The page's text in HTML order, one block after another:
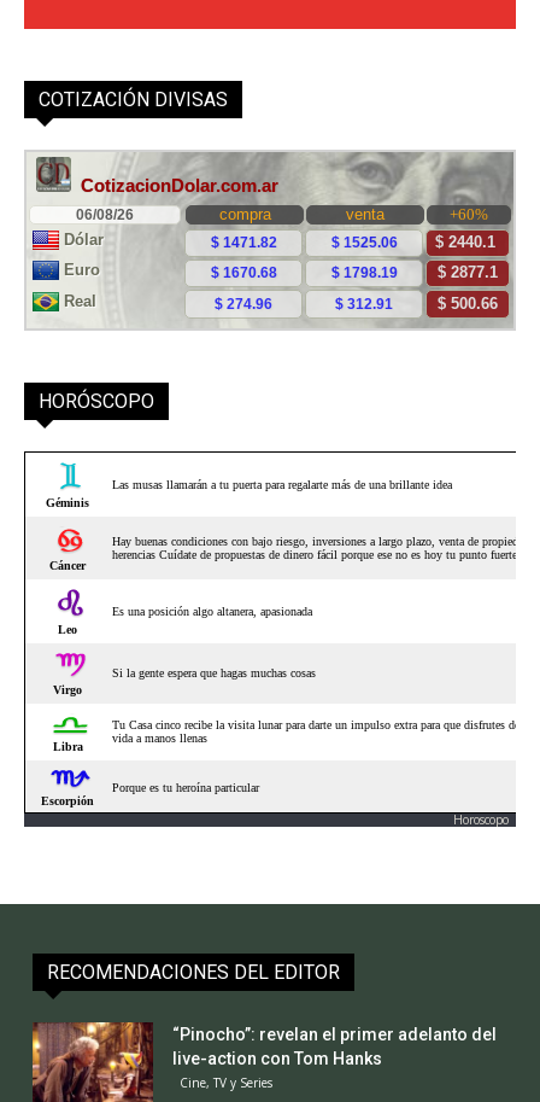
COTIZACIÓN DIVISAS
HORÓSCOPO
Horoscopo
RECOMENDACIONES DEL EDITOR
“Pinocho”: revelan el primer adelanto del
live-action con Tom Hanks
Cine, TV y Series